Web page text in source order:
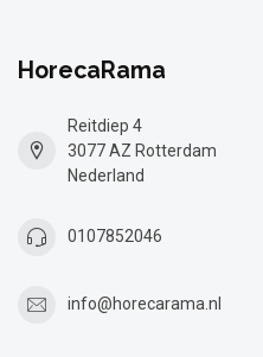
HorecaRama
Reitdiep 4
3077 AZ Rotterdam
Nederland
0107852046
info@horecarama.nl